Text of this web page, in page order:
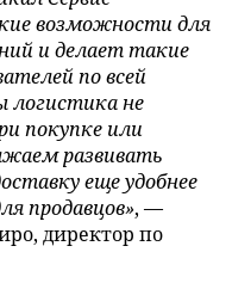
возможности для
и делает такие
по всей
логистика не
покупке или
развивать
еще удобнее
продавцов», —
директор по